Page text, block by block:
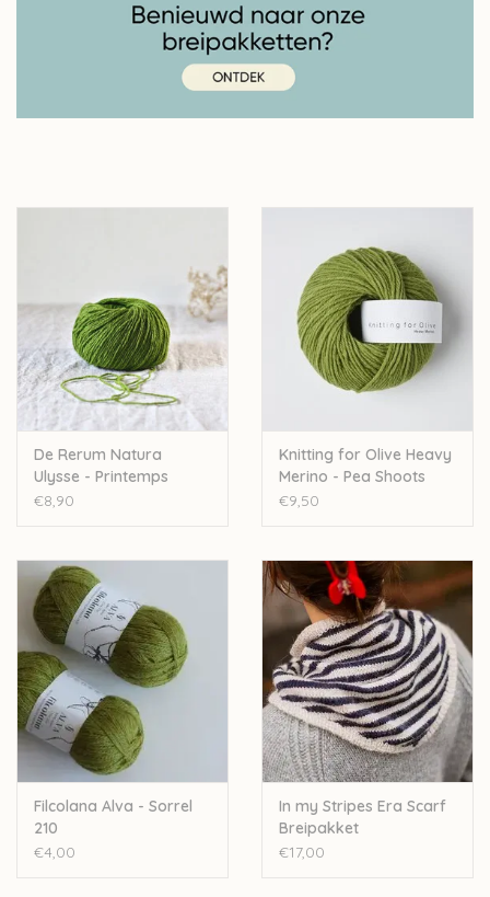
De Rerum Natura
Ulysse - Printemps
€8,90
Knitting for Olive Heavy
Merino - Pea Shoots
€9,50
Filcolana Alva - Sorrel
210
€4,00
In my Stripes Era Scarf
Breipakket
€17,00